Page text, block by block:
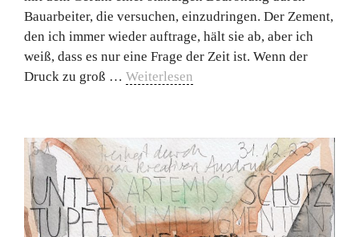
Bauarbeiter, die versuchen, einzudringen. Der Zement,
den ich immer wieder auftrage, hält sie ab, aber ich
weiß, dass es nur eine Frage der Zeit ist. Wenn der
Druck zu groß … Weiterlesen